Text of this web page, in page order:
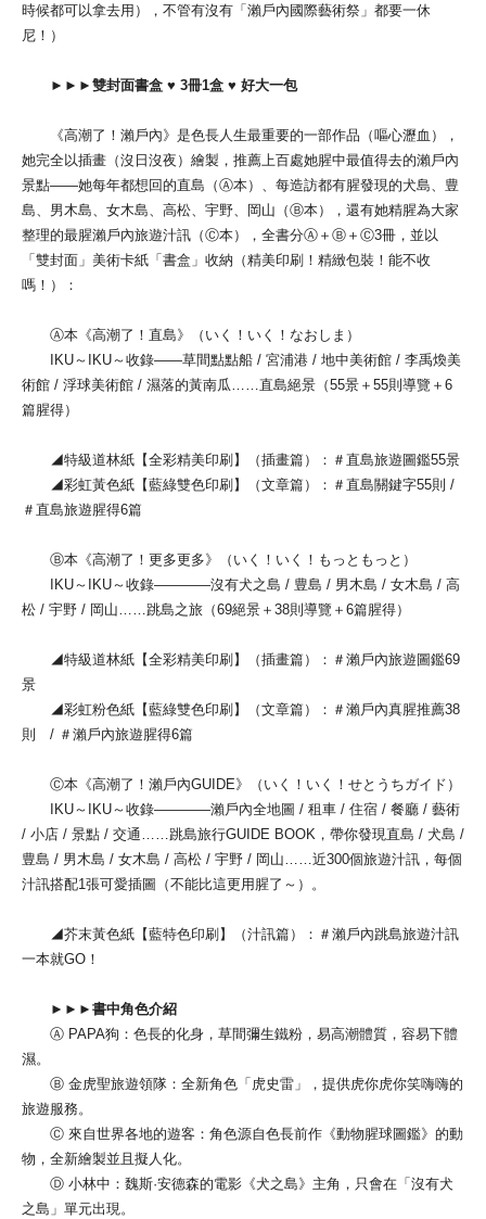
時候都可以拿去用），不管有沒有「瀨戶內國際藝術祭」都要一休
尼！）
►►►雙封面書盒 ♥ 3冊1盒 ♥ 好大一包
《高潮了！瀨戶內》是色長人生最重要的一部作品（嘔心瀝血），
她完全以插畫（沒日沒夜）繪製，推薦上百處她腥中最值得去的瀨戶內
景點——她每年都想回的直島（Ⓐ本）、每造訪都有腥發現的犬島、豊
島、男木島、女木島、高松、宇野、岡山（Ⓑ本），還有她精腥為大家
整理的最腥瀨戶內旅遊汁訊（Ⓒ本），全書分Ⓐ＋Ⓑ＋Ⓒ3冊，並以
「雙封面」美術卡紙「書盒」收納（精美印刷！精緻包裝！能不收
嗎！）：
Ⓐ本《高潮了！直島》（いく！いく！なおしま）
IKU～IKU～收錄——草間點點船 / 宮浦港 / 地中美術館 / 李禹煥美
術館 / 浮球美術館 / 濕落的黃南瓜……直島絕景（55景＋55則導覽＋6
篇腥得）
◢特級道林紙【全彩精美印刷】（插畫篇）：＃直島旅遊圖鑑55景
◢彩虹黃色紙【藍綠雙色印刷】（文章篇）：＃直島關鍵字55則 /
＃直島旅遊腥得6篇
Ⓑ本《高潮了！更多更多》（いく！いく！もっともっと）
IKU～IKU～收錄————沒有犬之島 / 豊島 / 男木島 / 女木島 / 高
松 / 宇野 / 岡山……跳島之旅（69絕景＋38則導覽＋6篇腥得）
◢特級道林紙【全彩精美印刷】（插畫篇）：＃瀨戶內旅遊圖鑑69
景
◢彩虹粉色紙【藍綠雙色印刷】（文章篇）：＃瀨戶內真腥推薦38
則 / ＃瀨戶內旅遊腥得6篇
Ⓒ本《高潮了！瀨戶內GUIDE》（いく！いく！せとうちガイド）
IKU～IKU～收錄————瀨戶內全地圖 / 租車 / 住宿 / 餐廳 / 藝術
/ 小店 / 景點 / 交通……跳島旅行GUIDE BOOK，帶你發現直島 / 犬島 /
豊島 / 男木島 / 女木島 / 高松 / 宇野 / 岡山……近300個旅遊汁訊，每個
汁訊搭配1張可愛插圖（不能比這更用腥了～）。
◢芥末黃色紙【藍特色印刷】（汁訊篇）：＃瀨戶內跳島旅遊汁訊
一本就GO！
►►►書中角色介紹
Ⓐ PAPA狗：色長的化身，草間彌生鐵粉，易高潮體質，容易下體
濕。
Ⓑ 金虎聖旅遊領隊：全新角色「虎史雷」，提供虎你虎你笑嗨嗨的
旅遊服務。
Ⓒ 來自世界各地的遊客：角色源自色長前作《動物腥球圖鑑》的動
物，全新繪製並且擬人化。
Ⓓ 小林中：魏斯·安德森的電影《犬之島》主角，只會在「沒有犬
之島」單元出現。